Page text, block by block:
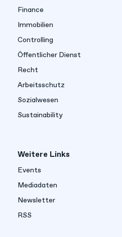
Finance
Immobilien
Controlling
Öffentlicher Dienst
Recht
Arbeitsschutz
Sozialwesen
Sustainability
Weitere Links
Events
Mediadaten
Newsletter
RSS